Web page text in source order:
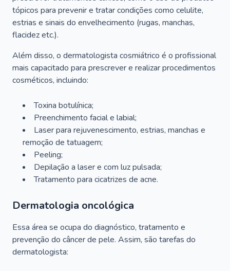
tópicos para prevenir e tratar condições como celulite,
estrias e sinais do envelhecimento (rugas, manchas,
flacidez etc.).
Além disso, o dermatologista cosmiátrico é o profissional
mais capacitado para prescrever e realizar procedimentos
cosméticos, incluindo:
Toxina botulínica;
Preenchimento facial e labial;
Laser para rejuvenescimento, estrias, manchas e
remoção de tatuagem;
Peeling;
Depilação a laser e com luz pulsada;
Tratamento para cicatrizes de acne.
Dermatologia oncológica
Essa área se ocupa do diagnóstico, tratamento e
prevenção do câncer de pele. Assim, são tarefas do
dermatologista: